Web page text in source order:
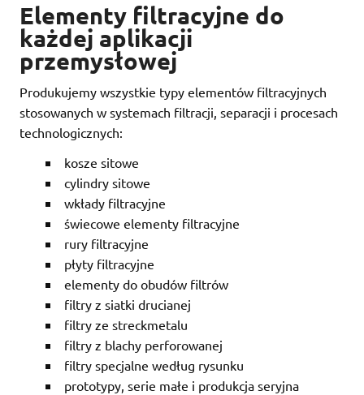
Elementy filtracyjne do
każdej aplikacji
przemysłowej
Produkujemy wszystkie typy elementów filtracyjnych
stosowanych w systemach filtracji, separacji i procesach
technologicznych:
kosze sitowe
cylindry sitowe
wkłady filtracyjne
świecowe elementy filtracyjne
rury filtracyjne
płyty filtracyjne
elementy do obudów filtrów
filtry z siatki drucianej
filtry ze streckmetalu
filtry z blachy perforowanej
filtry specjalne według rysunku
prototypy, serie małe i produkcja seryjna